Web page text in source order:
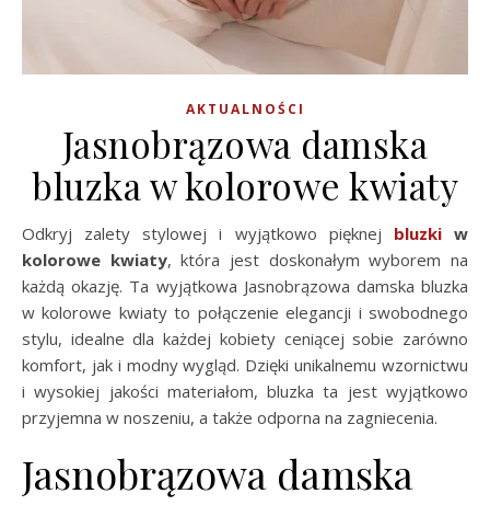
AKTUALNOŚCI
Jasnobrązowa damska
bluzka w kolorowe kwiaty
Odkryj zalety stylowej i wyjątkowo pięknej bluzkiw
kolorowe kwiaty, która jest doskonałym wyborem na
każdą okazję. Ta wyjątkowa Jasnobrązowa damska bluzka
w kolorowe kwiaty to połączenie elegancji i swobodnego
stylu, idealne dla każdej kobiety ceniącej sobie zarówno
komfort, jak i modny wygląd. Dzięki unikalnemu wzornictwu
i wysokiej jakości materiałom, bluzka ta jest wyjątkowo
przyjemna w noszeniu, a także odporna na zagniecenia.
Jasnobrązowa damska